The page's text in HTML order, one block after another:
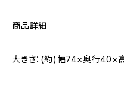
商品詳細
大きさ：(約)幅74×奥行40×